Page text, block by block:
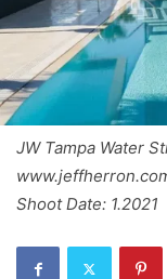
JW Tampa Water
Shoot Date: 1.2021